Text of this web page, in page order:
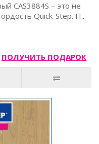
CAS3884S – это не
Quick-Step. П..
ПОЛУЧИТЬ ПОДАРОК